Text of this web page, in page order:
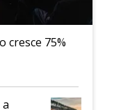
cresce 75%